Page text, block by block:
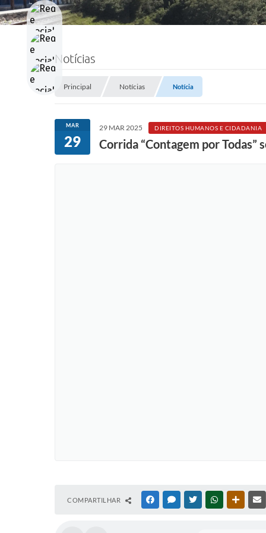
Notícias
Principal Notícias Notícia
MAR
29
29 MAR 2025 DIREITOS HUMANOS E CIDADANIA
Corrida “Contagem por
COMPARTILHAR FACEBOOKMESSENGER
TWITTERWHATSAPP